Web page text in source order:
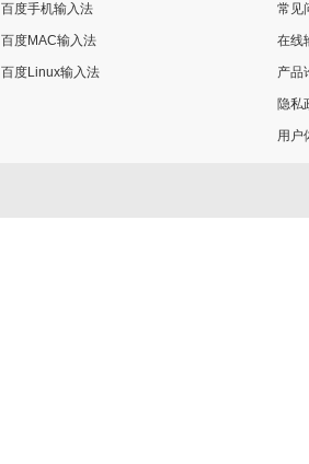
百度手机输入法
百度MAC输入法
百度Linux输入法
常见
在线
产品
隐私
用户